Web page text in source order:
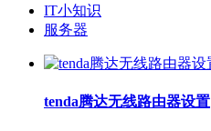
IT小知识
服务器
tenda腾达无线路由器设置